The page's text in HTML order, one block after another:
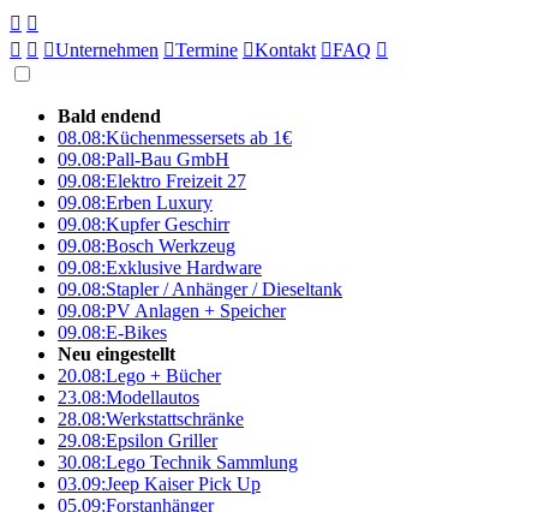
 
  Unternehmen Termine Kontakt FAQ 
Bald endend
08.08:Küchenmessersets ab 1€
09.08:Pall-Bau GmbH
09.08:Elektro Freizeit 27
09.08:Erben Luxury
09.08:Kupfer Geschirr
09.08:Bosch Werkzeug
09.08:Exklusive Hardware
09.08:Stapler / Anhänger / Dieseltank
09.08:PV Anlagen + Speicher
09.08:E-Bikes
Neu eingestellt
20.08:Lego + Bücher
23.08:Modellautos
28.08:Werkstattschränke
29.08:Epsilon Griller
30.08:Lego Technik Sammlung
03.09:Jeep Kaiser Pick Up
05.09:Forstanhänger